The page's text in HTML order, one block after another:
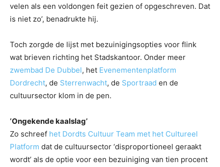
velen als een voldongen feit gezien of opgeschreven. Dat
is niet zo’, benadrukte hij.
Toch zorgde de lijst met bezuinigingsopties voor flink
wat brieven richting het Stadskantoor. Onder meer
zwembad De Dubbel, het Evenementenplatform
Dordrecht, de Sterrenwacht, de Sportraad en de
cultuursector klom in de pen.
‘Ongekende kaalslag’
Zo schreef het Dordts Cultuur Team met het Cultureel
Platform dat de cultuursector ‘disproportioneel geraakt
wordt’ als de optie voor een bezuiniging van tien procent